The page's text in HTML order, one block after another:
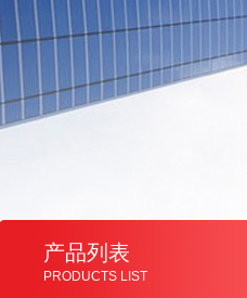
产品列表
PRODUCTS LIST